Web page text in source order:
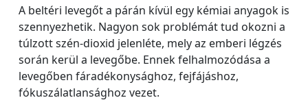
A beltéri levegőt a párán kívül egy kémiai anyagok is
szennyezhetik. Nagyon sok problémát tud okozni a
túlzott szén-dioxid jelenléte, mely az emberi légzés
során kerül a levegőbe. Ennek felhalmozódása a
levegőben fáradékonysághoz, fejfájáshoz,
fókuszálatlansághoz vezet.